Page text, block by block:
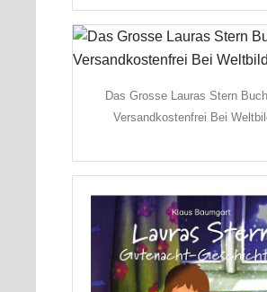
Das Grosse Lauras Stern
Versandkostenfrei Bei